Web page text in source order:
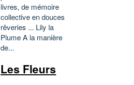
livres, de mémoire
collective en douces
rêveries ... Lily la
Plume A la manière
de...
Les Fleurs